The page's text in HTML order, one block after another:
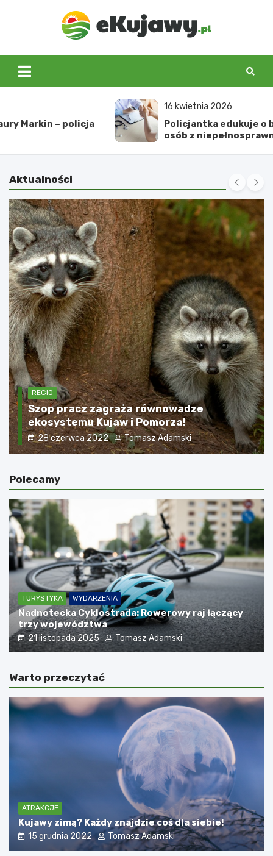
ekujawy.pl
16 kwietnia 2026
Policjantka edukuje o bezpieczeństwie
osób z niepełnosprawnościami w Golubiu-
Aktualności
REGIO
Kąpieliska we Włocławku. Które są czynne
przez całe lato?
2 sierpnia 2022 Tomasz Adamski
Polecamy
TURYSTYKA WYDARZENIA
Nadnotecka Cyklostrada: Rowerowy raj łączący
trzy województwa
21 listopada 2025 Tomasz Adamski
Warto przeczytać
ATRAKCJE
Kujawy zimą? Każdy znajdzie coś dla siebie!
15 grudnia 2022 Tomasz Adamski